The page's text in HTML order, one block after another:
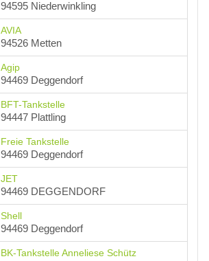
94595 Niederwinkling
AVIA
94526 Metten
Agip
94469 Deggendorf
BFT-Tankstelle
94447 Plattling
Freie Tankstelle
94469 Deggendorf
JET
94469 DEGGENDORF
Shell
94469 Deggendorf
BK-Tankstelle Anneliese Schütz